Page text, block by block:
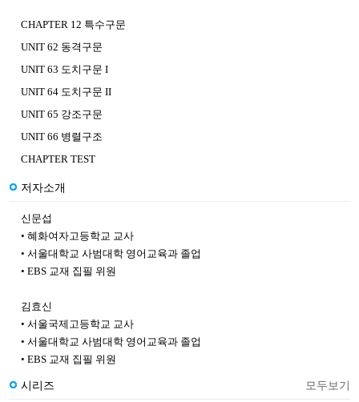
CHAPTER 12 특수구문
UNIT 62 동격구문
UNIT 63 도치구문 I
UNIT 64 도치구문 II
UNIT 65 강조구문
UNIT 66 병렬구조
CHAPTER TEST
저자소개
신문섭
• 혜화여자고등학교 교사
• 서울대학교 사범대학 영어교육과 졸업
• EBS 교재 집필 위원
김효신
• 서울국제고등학교 교사
• 서울대학교 사범대학 영어교육과 졸업
• EBS 교재 집필 위원
시리즈 모두보기